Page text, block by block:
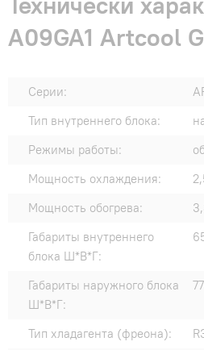
A09GA1 Artcool
Серии:
Тип внутреннего блока:
Режимы работы:
Мощность охлаждения:
Мощность обогрева:
Габариты внутреннего
блока Ш*В*Г:
Габариты наружного блока
Ш*В*Г:
Тип хладагента (фреона):